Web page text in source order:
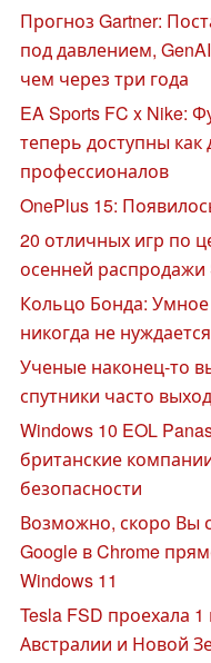
Прогноз Gartner:
под давлением,
чем через три года
EA Sports FC x Nike:
теперь доступны как
профессионалов
OnePlus 15:
20 отличных игр по
осенней распродажи
Кольцо Бонда:
никогда не
Ученые наконец-то
спутники часто
Windows 10 EOL
британские
безопасности
Возможно, скоро Вы
Google в Chrome
Windows 11
Tesla FSD проехала
Австралии и Новой